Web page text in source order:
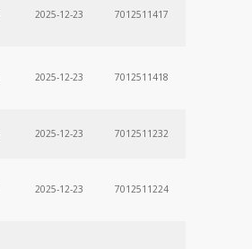
2025-12-23 7012511417
2025-12-23 7012511418
2025-12-23 7012511232
2025-12-23 7012511224